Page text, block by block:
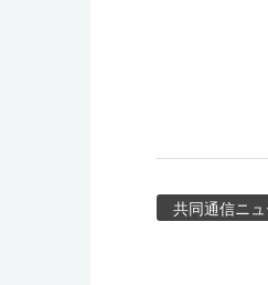
共同通信ニ